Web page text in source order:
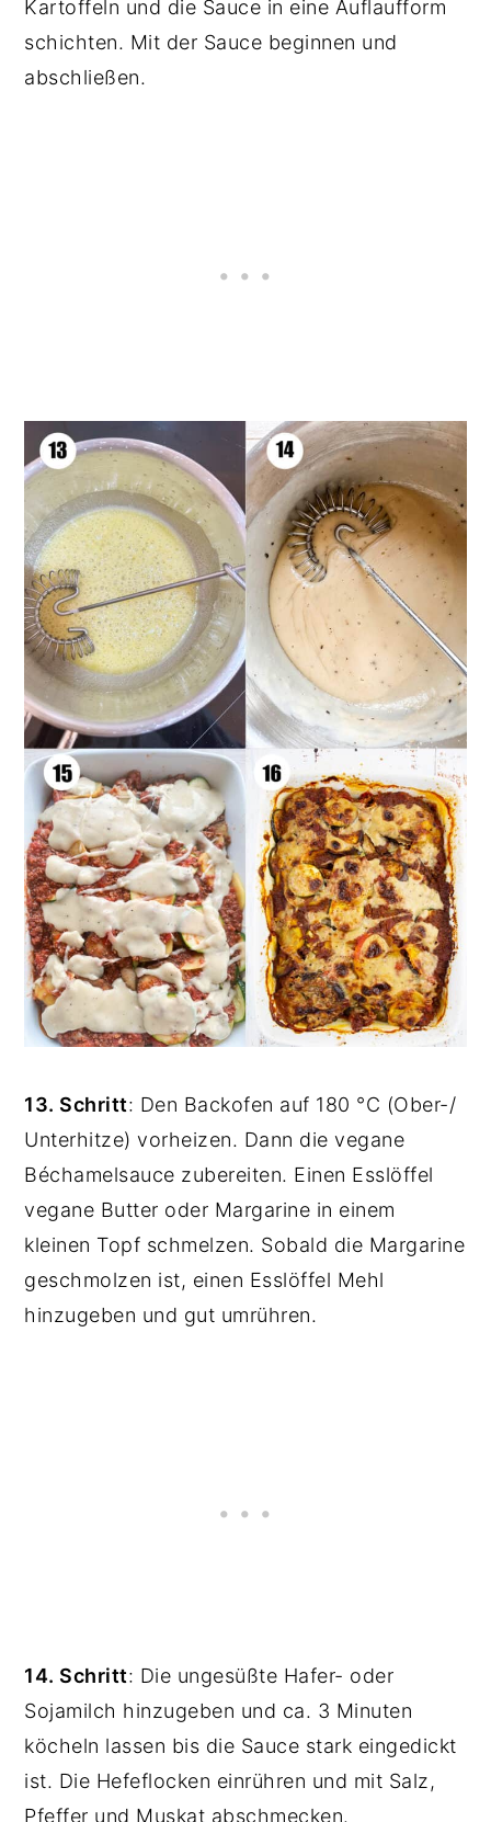
Kartoffeln und die Sauce in eine Auflaufform
schichten. Mit der Sauce beginnen und
abschließen.
13. Schritt: Den Backofen auf 180 °C (Ober-/
Unterhitze) vorheizen. Dann die vegane
Béchamelsauce zubereiten. Einen Esslöffel
vegane Butter oder Margarine in einem
kleinen Topf schmelzen. Sobald die Margarine
geschmolzen ist, einen Esslöffel Mehl
hinzugeben und gut umrühren.
14. Schritt: Die ungesüßte Hafer- oder
Sojamilch hinzugeben und ca. 3 Minuten
köcheln lassen bis die Sauce stark eingedickt
ist. Die Hefeflocken einrühren und mit Salz,
Pfeffer und Muskat abschmecken.